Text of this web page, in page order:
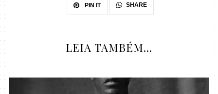
PIN IT SHARE
LEIA TAMBÉM...